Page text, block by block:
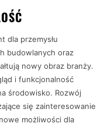
dla przemysłu
budowlanych oraz
nowy obraz branży.
i funkcjonalność
środowisko. Rozwój
się zainteresowanie
możliwości dla